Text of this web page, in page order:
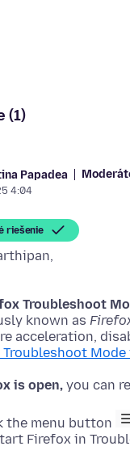
(1)
Papadea
4:04
riešenie
Troubleshoot
known as
acceleration,
Troubleshoot
is open,
the menu button
Firefox in